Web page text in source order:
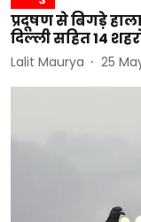
प्रदूषण से बिगड़े
दिल्ली सहित 14
Lalit Maurya 25